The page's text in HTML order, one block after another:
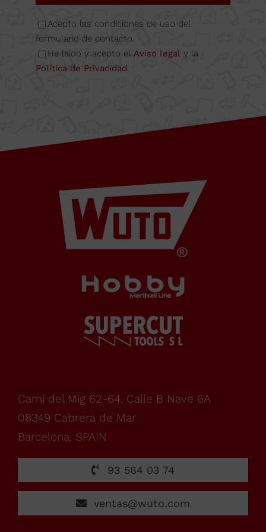
Acepto las condiciones de uso del
formulario de contacto.
He leído y acepto el Aviso legaly la
Política de Privacidad.
Camí del Mig 62-64, Calle B Nave 6A
08349 Cabrera de Mar
Barcelona, SPAIN
93 564 03 74
ventas@wuto.com
08349
Cabrera
Barcelona,
SPAIN
Horario Oficina
De
lunes
a
viernes,
de
7:00h